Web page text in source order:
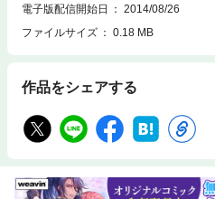
電子版配信開始日
2014/08/26
ファイルサイズ
0.18 MB
作品をシェアする